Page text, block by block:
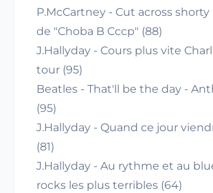
P.McCartney - Cut across shorty
de "Choba B Cccp" (88)
J.Hallyday - Cours plus vite
tour (95)
Beatles - That'll be the day -
(95)
J.Hallyday - Quand ce jour
(81)
J.Hallyday - Au rythme et au
rocks les plus terribles (64)